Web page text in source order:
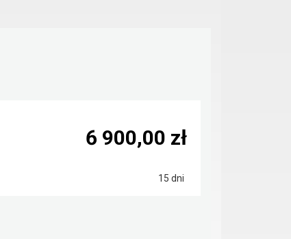
15 dni
6 900,00 zł